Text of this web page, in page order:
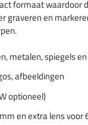
formaat waardoor
graveren en
metalen, spiegels
afbeeldingen
optioneel)
en extra lens voor